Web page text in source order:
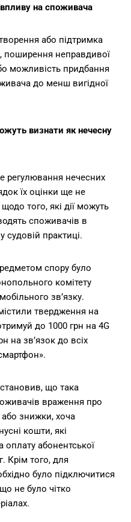
впливу на споживача
або підтримка
поширення неправдивої
можливість придбання
до менш вигідної
визнати як нечесну
регулювання нечесних
їх оцінки ще не
того, які дії можуть
споживачів в
практиці.
спору було
комітету
зв’язку.
твердження на
до 1000 грн на 4G
на зв’язок до всіх
що така
враження про
знижки, хоча
кошти, які
абонентської
Крім того, для
було підключитися
не було чітко